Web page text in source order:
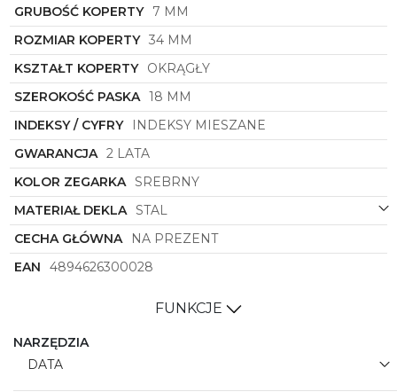
GRUBOŚĆ KOPERTY 7 MM
ROZMIAR KOPERTY 34 MM
KSZTAŁT KOPERTY OKRĄGŁY
SZEROKOŚĆ PASKA 18 MM
INDEKSY / CYFRY
INDEKSY MIESZANE
GWARANCJA 2 LATA
KOLOR ZEGARKA SREBRNY
MATERIAŁ DEKLA STAL
CECHA GŁÓWNA
NA PREZENT
EAN
4894626300028
FUNKCJE
NARZĘDZIA
DATA